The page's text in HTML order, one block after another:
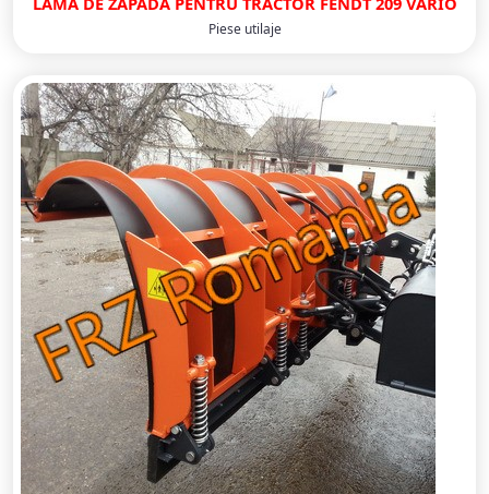
Piese utilaje